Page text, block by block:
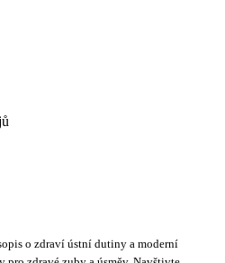
o zdraví ústní dutiny a moderní